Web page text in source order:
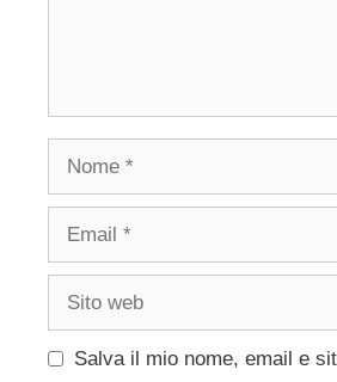
Salva il mio nome, email e